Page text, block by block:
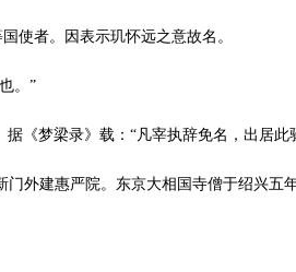
使者。因表示玑怀远之意故名。
。”
《梦梁录》载：“凡宰执辞免名，出居此
外建惠严院。东京大相国寺僧于绍兴五